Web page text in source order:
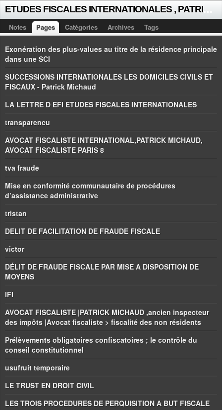
Notes Pages Catégories Archives Tags
Exonération des plus-values au titre de la résidence principale
dans une SCI
SUCCESSIONS INTERNATIONALES LES DOMICILES CIVILS ET
FISCAUX - Patrick Michaud
LA LETTRE D EFI ETUDES FISCALES INTERNATIONALES
transparencu
AVOCAT FISCALISTE INTERNATIONAL,PATRICK MICHAUD,
AVOCAT FISCALISTE PARIS 8
tva fraude
Mise en conformité communautaire de procédures
d’assistance administrative
tristan
DELIT DE FACILITATION DE FRAUDE FISCALE
victor
DÉLIT DE FRAUDE FISCALE PAR MISE A DISPOSITION DE
MOYENS
IFI
AVOCAT FISCALISTE |PATRICK MICHAUD ,ancien inspecteur
des impôts |Avocat fiscaliste > fiscalité des non résidents
Prélèvements obligatoires confiscatoires ; le contrôle du
conseil constitutionnel
usufruit temporaire
LE TRUST EN DROIT CIVIL
LES TROIS PROCEDURES DE PERQUISITION A BUT FISCALE